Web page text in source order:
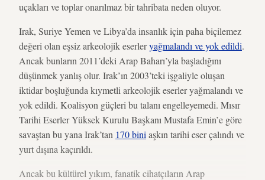
uçakları ve toplar onarılmaz bir tahribata neden oluyor.
Irak, Suriye Yemen ve Libya’da insanlık için paha biçilemez
değeri olan eşsiz arkeolojik eserleryağmalandı ve yok edildi.
Ancak bunların 2011’deki Arap Baharı’yla başladığını
düşünmek yanlış olur. Irak’ın 2003’teki işgaliyle oluşan
iktidar boşluğunda kıymetli arkeolojik eserler yağmalandı ve
yok edildi. Koalisyon güçleri bu talanı engelleyemedi. Mısır
Tarihi Eserler Yüksek Kurulu Başkanı Mustafa Emin’e göre
savaştan bu yana Irak’tan 170 bini aşkın tarihi eser çalındı ve
yurt dışına kaçırıldı.
Ancak bu kültürel yıkım, fanatik cihatçıların Arap